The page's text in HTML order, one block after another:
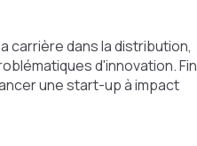
carrière dans la distribution,
d'innovation. Fin
une start-up à impact